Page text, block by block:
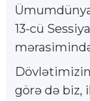
13-cü
mərasimində
Dövlətimizin
görə də biz,